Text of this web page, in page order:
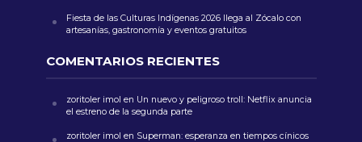
Fiesta de las Culturas Indígenas 2026 llega al Zócalo con
artesanías, gastronomía y eventos gratuitos
COMENTARIOS RECIENTES
zoritoler imol en Un nuevo y peligroso troll: Netflix anuncia
el estreno de la segunda parte
zoritoler imol en Superman: esperanza en tiempos cínicos